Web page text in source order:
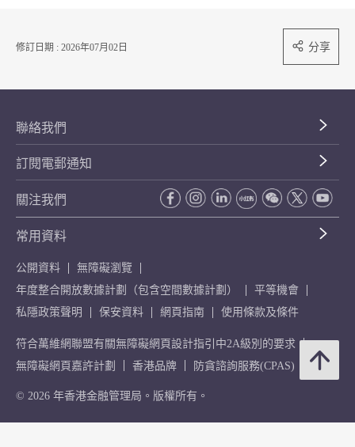
修訂日期 : 2026年07月02日 分享
聯絡我們
訂閱電郵通知
關注我們
常用資料
公開資料
無障礙瀏覽
年度整合開放數據計劃（包含空間數據計劃）
平等機會
私隱政策聲明
保安資料 網頁指南 使用條款及條件
符合萬維網聯盟有關無障礙網頁設計指引中2A級別的要求
無障礙網頁嘉許計劃
香港品牌 防貪諮詢服務(CPAS)
© 2026 年香港金融管理局。版權所有。